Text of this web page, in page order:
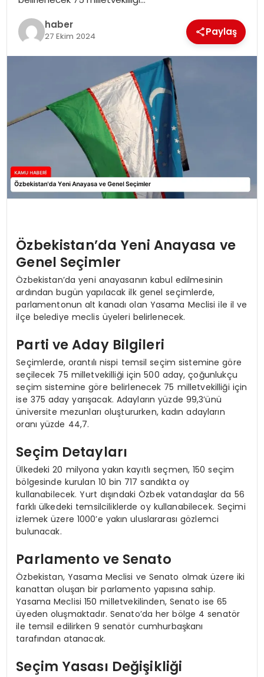
GENEL
haber
27 Ekim 2024 Paylaş
Özbekistan’da Yeni Anayasa ve
Genel Seçimler
Özbekistan’da yeni anayasanın kabul edilmesinin
ardından bugün yapılacak ilk genel seçimlerde,
parlamentonun alt kanadı olan Yasama Meclisi ile il ve
ilçe belediye meclis üyeleri belirlenecek.
Parti ve Aday Bilgileri
Seçimlerde, orantılı nispi temsil seçim sistemine göre
seçilecek 75 milletvekilliği için 500 aday, çoğunlukçu
seçim sistemine göre belirlenecek 75 milletvekilliği için
ise 375 aday yarışacak. Adayların yüzde 99,3’ünü
üniversite mezunları oluştururken, kadın adayların
oranı yüzde 44,7.
Seçim Detayları
Ülkedeki 20 milyona yakın kayıtlı seçmen, 150 seçim
bölgesinde kurulan 10 bin 717 sandıkta oy
kullanabilecek. Yurt dışındaki Özbek vatandaşlar da 56
farklı ülkedeki temsilciliklerde oy kullanabilecek. Seçimi
izlemek üzere 1000’e yakın uluslararası gözlemci
bulunacak.
Parlamento ve Senato
Özbekistan, Yasama Meclisi ve Senato olmak üzere iki
kanattan oluşan bir parlamento yapısına sahip.
Yasama Meclisi 150 milletvekilinden, Senato ise 65
üyeden oluşmaktadır. Senato’da her bölge 4 senatör
ile temsil edilirken 9 senatör cumhurbaşkanı
tarafından atanacak.
Seçim Yasası Değişikliği